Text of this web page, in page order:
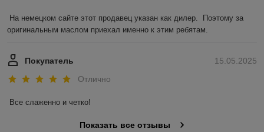
На немецком сайте этот продавец указан как дилер.  Поэтому за
оригинальным маслом приехал именно к этим ребятам.
15.05.2025
Покупатель
Отлично
Все слаженно и четко!
Показать все отзывы